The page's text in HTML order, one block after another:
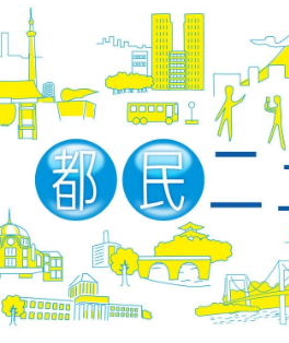
イベント・グッズ
YouTube
会社情報